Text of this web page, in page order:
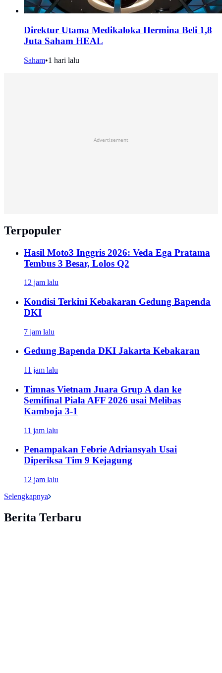
Direktur Utama Medikaloka Hermina Beli 1,8
Juta Saham HEAL
Saham•1 hari lalu
Advertisement
Terpopuler
Hasil Moto3 Inggris 2026: Veda Ega Pratama
Tembus 3 Besar, Lolos Q2
12 jam lalu
Kondisi Terkini Kebakaran Gedung Bapenda
DKI
7 jam lalu
Gedung Bapenda DKI Jakarta Kebakaran
11 jam lalu
Timnas Vietnam Juara Grup A dan ke
Semifinal Piala AFF 2026 usai Melibas
Kamboja 3-1
11 jam lalu
Penampakan Febrie Adriansyah Usai
Diperiksa Tim 9 Kejagung
12 jam lalu
Selengkapnya
Berita Terbaru